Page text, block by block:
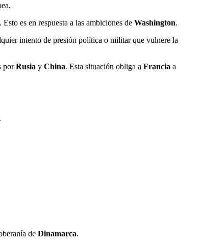
es en respuesta a las ambiciones de Washington.
intento de presión política o militar que vulnere la
porRusia y China. Esta situación obliga a Francia a
.
de Dinamarca.